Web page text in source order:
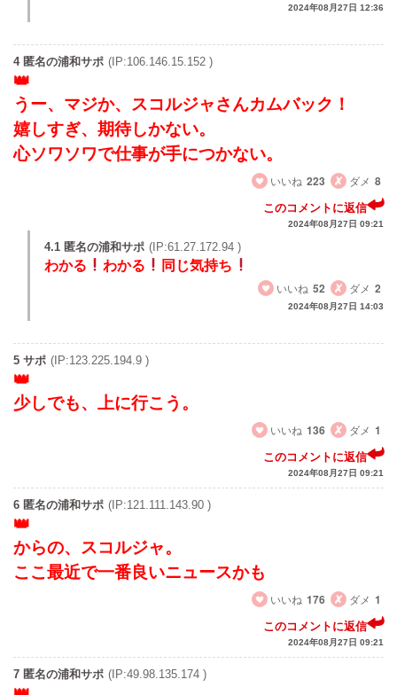
2024年08月27日 12:36
4 匿名の浦和サポ (IP:106.146.15.152 )
うー、マジか、スコルジャさんカムバック！
嬉しすぎ、期待しかない。
心ソワソワで仕事が手につかない。
いいね 223 ダメ 8
このコメントに返信
2024年08月27日 09:21
4.1 匿名の浦和サポ (IP:61.27.172.94 )
わかる わかる
同じ気持ち
いいね 52 ダメ 2
2024年08月27日 14:03
5 サポ (IP:123.225.194.9 )
少しでも、上に行こう。
いいね 136 ダメ 1
このコメントに返信
2024年08月27日 09:21
6 匿名の浦和サポ (IP:121.111.143.90 )
からの、スコルジャ。
ここ最近で一番良いニュースかも
いいね 176 ダメ 1
このコメントに返信
2024年08月27日 09:21
7 匿名の浦和サポ (IP:49.98.135.174 )